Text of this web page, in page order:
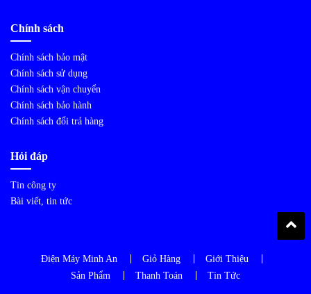
Chính sách
Chính sách bảo mật
Chính sách sử dụng
Chính sách vận chuyển
Chính sách bảo hành
Chính sách đổi trả hàng
Hỏi đáp
Tin công ty
Bài viết, tin tức
Điện Máy Minh An Giỏ Hàng
Giới Thiệu
Sản Phẩm
Thanh Toán Tin Tức